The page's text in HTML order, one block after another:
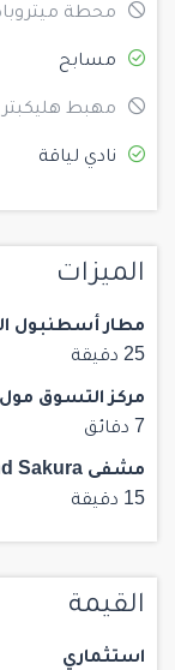
محطة
مسابح
مهبط هليكبتر
نادي لياقة
الميزات
مطار أسطنبول
25 دقيقة
مركز التسوق
7 دقائق
مشفى Çam and Sakura
15 دقيقة
القيمة
استثماري